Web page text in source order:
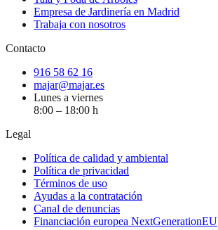
Empresa de Jardinería en Madrid
Trabaja con nosotros
Contacto
916 58 62 16
majar@majar.es
Lunes a viernes
8:00 – 18:00 h
Legal
Política de calidad y ambiental
Política de privacidad
Términos de uso
Ayudas a la contratación
Canal de denuncias
Financiación europea NextGenerationEU